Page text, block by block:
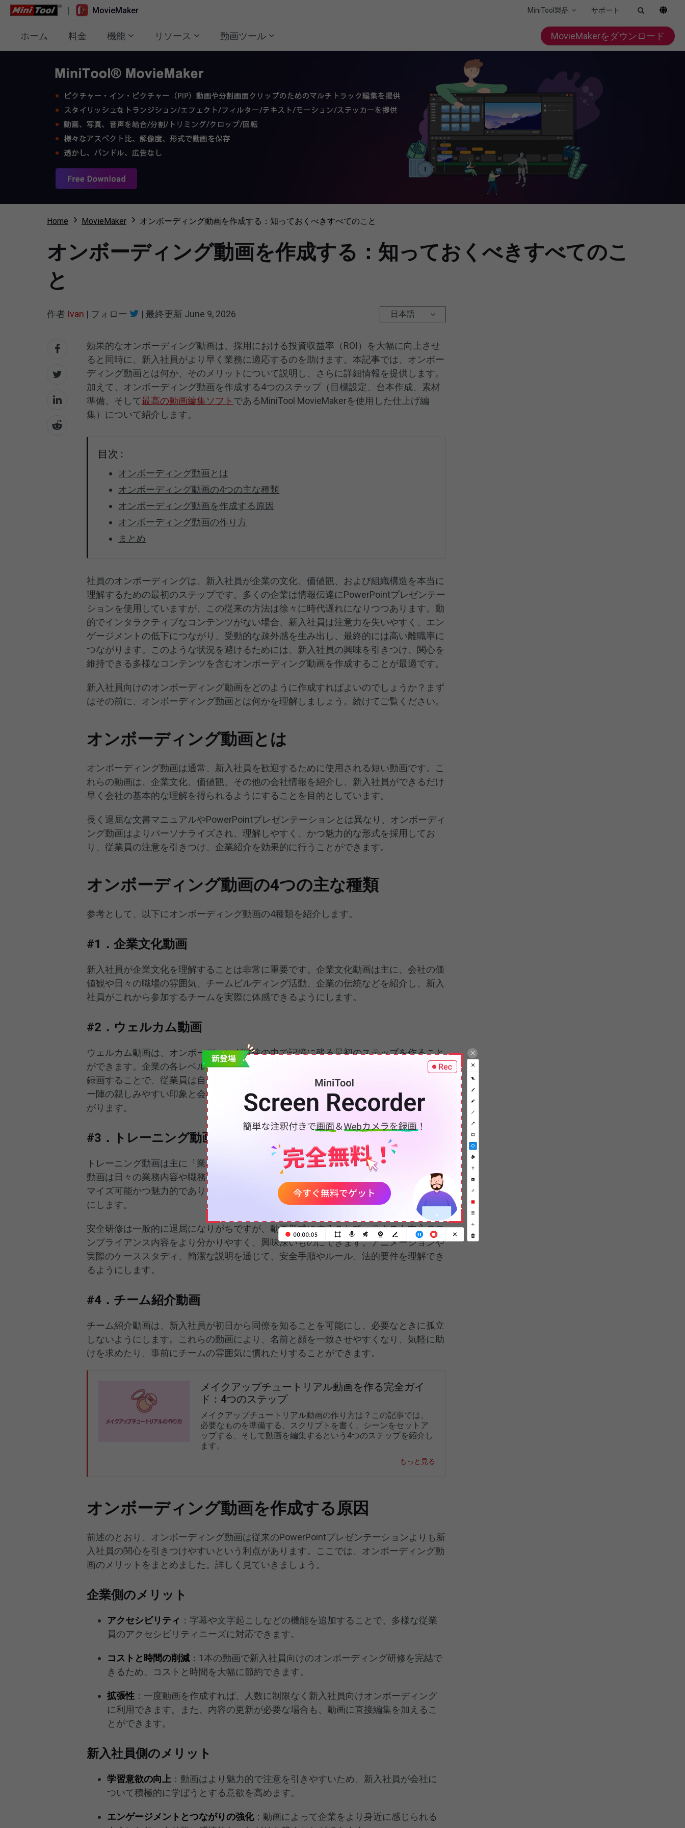
| MovieMaker MiniTool製品 サポート
ホーム 料金 機能 リソース 動画ツール MovieMakerをダウンロード
Home MovieMaker オンボーディング動画を作成する：知っておくべきすべてのこと
オンボーディング動画を作成する：知っておくべきすべてのこ
と
作者 Ivan | フォロー | 最終更新 June 9, 2026 日本語
効果的なオンボーディング動画は、採用における投資収益率（ROI）を大幅に向上させ
ると同時に、新入社員がより早く業務に適応するのを助けます。本記事では、オンボー
ディング動画とは何か、そのメリットについて説明し、さらに詳細情報を提供します。
加えて、オンボーディング動画を作成する4つのステップ（目標設定、台本作成、素材
準備、そして最高の動画編集ソフト であるMiniTool MovieMakerを使用した仕上げ編
集）について紹介します。
目次 :
オンボーディング動画とは
オンボーディング動画の4つの主な種類
オンボーディング動画を作成する原因
オンボーディング動画の作り方
まとめ
社員のオンボーディングは、新入社員が企業の文化、価値観、および組織構造を本当に
理解するための最初のステップです。多くの企業は情報伝達にPowerPointプレゼンテー
ションを使用していますが、この従来の方法は徐々に時代遅れになりつつあります。動
的でインタラクティブなコンテンツがない場合、新入社員は注意力を失いやすく、エン
ゲージメントの低下につながり、受動的な疎外感を生み出し、最終的には高い離職率に
つながります。このような状況を避けるためには、新入社員の興味を引きつけ、関心を
維持できる多様なコンテンツを含むオンボーディング動画を作成することが最適です。
新入社員向けのオンボーディング動画をどのように作成すればよいのでしょうか？まず
はその前に、オンボーディング動画とは何かを理解しましょう。続けてご覧ください。
オンボーディング動画とは
オンボーディング動画は通常、新入社員を歓迎するために使用される短い動画です。こ
れらの動画は、企業文化、価値観、その他の会社情報を紹介し、新入社員ができるだけ
早く会社の基本的な理解を得られるようにすることを目的としています。
長く退屈な文書マニュアルやPowerPointプレゼンテーションとは異なり、オンボーディ
ング動画はよりパーソナライズされ、理解しやすく、かつ魅力的な形式を採用してお
り、従業員の注意を引きつけ、企業紹介を効果的に行うことができます。
オンボーディング動画の4つの主な種類
参考として、以下にオンボーディング動画の4種類を紹介します。
#1．企業文化動画
新入社員が企業文化を理解することは非常に重要です。企業文化動画は主に、会社の価
値観や日々の職場の雰囲気、チームビルディング活動、企業の伝統などを紹介し、新入
社員がこれから参加するチームを実際に体感できるようにします。
#2．ウェルカム動画
ウェルカム動画は、オンボーディング体験の中で記憶に残る最初のステップを作ること
ができます。企業の各レベルのリーダーが新入社員に向けて個人的に歓迎メッセージを
録画することで、従業員は自分が大切にされていると感じます。これらの動画はリーダ
ー陣の親しみやすい印象と会社の温かい雰囲気を伝え、新入社員の定着率向上にもつな
がります。
#3．トレーニング動画
トレーニング動画は主に「業務研修」と「安全研修」の2つに分けられます。業務研修
動画は日々の業務内容や職務要件を中心に紹介します。これらの動画は効率的でカスタ
マイズ可能かつ魅力的であり、新入社員が必要なスキルや知識を確実に習得できるよう
にします。
安全研修は一般的に退屈になりがちですが、動画形式にすることで、テキスト中心のコ
ンプライアンス内容をより分かりやすく、興味深いものにできます。アニメーションや
実際のケーススタディ、簡潔な説明を通じて、安全手順やルール、法的要件を理解でき
るようにします。
#4．チーム紹介動画
チーム紹介動画は、新入社員が初日から同僚を知ることを可能にし、必要なときに孤立
しないようにします。これらの動画により、名前と顔を一致させやすくなり、気軽に助
けを求めたり、事前にチームの雰囲気に慣れたりすることができます。
メイクアップチュートリアル動画を作る完全ガイ
ド：4つのステップ
メイクアップチュートリアル動画の作り方は？この記事では、
必要なものを準備する、スクリプトを書く、シーンをセットア
ップする、そして動画を編集するという4つのステップを紹介し
ます。
もっと見る
オンボーディング動画を作成する原因
前述のとおり、オンボーディング動画は従来のPowerPointプレゼンテーションよりも新
入社員の関心を引きつけやすいという利点があります。ここでは、オンボーディング動
画のメリットをまとめました。詳しく見ていきましょう。
企業側のメリット
アクセシビリティ ：字幕や文字起こしなどの機能を追加することで、多様な従業
員のアクセシビリティニーズに対応できます。
コストと時間の削減 ：1本の動画で新入社員向けのオンボーディング研修を完結で
きるため、コストと時間を大幅に節約できます。
拡張性 ：一度動画を作成すれば、人数に制限なく新入社員向けオンボーディング
に利用できます。また、内容の更新が必要な場合も、動画に直接編集を加えるこ
とができます。
新入社員側のメリット
学習意欲の向上 ：動画はより魅力的で注意を引きやすいため、新入社員が会社に
ついて積極的に学ぼうとする意欲を高めます。
エンゲージメントとつながりの強化：動画によって企業をより身近に感じられる